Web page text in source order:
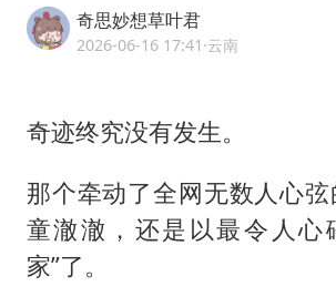
奇思妙想草叶君
2026-06-16 17:41 ·云南
奇迹终究没有发生。
那个牵动了全网无数人心
童澈澈，还是以最令人心
家”了。